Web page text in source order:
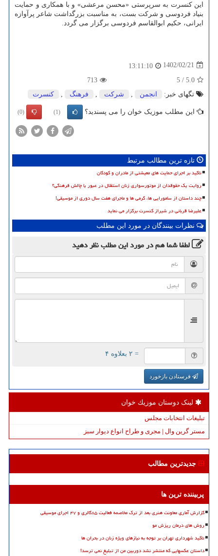
این کنسرت به سرپرستی «محسن مرعشی» و با همکاری و حمایت
بنیاد فردوسی و شرکت بست، به مناسبت بزرگداشت شاعر پرآوازه
ایرانی، حکیم ابوالقاسم فردوسی برگزار می گردد.
1402/02/21
13:11:10
5.0
/
5
713
تگهای خبر:
انجمن شركت فرهنگ كنسرت
این مطلب موزیک خوان را می پسندید؟ (1)
(0)
تازه ترین مطالب مرتبط
تاکید بر اجرای حمایت های معیشتی از مادران و کودکان
روایت یک حقوقدان از موتورسواری زنان استقلال در عبور یا چالش فرهنگی؟
چند داستان از سامورایی ها، گرمی ها و ماجرای هفت سال دوری از موسیقی!
علیرضا قربانی در شیراز کنسرت برگزار می نماید
نظرات بینندگان در مورد این مطلب
لطفا شما همدر مورد این مطلبنظر دهید
= ۲ بعلاوه ۴
فرستادن بازخورد
لینک دوستان موزیك خوان
تبلیغات انتخابات مجلس
مستر گرین وال | مجری و طراح انواع دیوار سبز
جدیدترین مطالب
پربیننده ترین ها
گزارش آماری معاونت هنری بعد از ترک مخاصمه فعالیت ۸۵گالری و ۴۷ اجرای موسیقی
روش های درمان ریزش مو
تاکید شهرداری تهران بر توجه به نیازهای ویژه زنان در بحران ها
داستان عکسهایی که منتشر نشد دوربین من از تبلیغ نمی ترسد!